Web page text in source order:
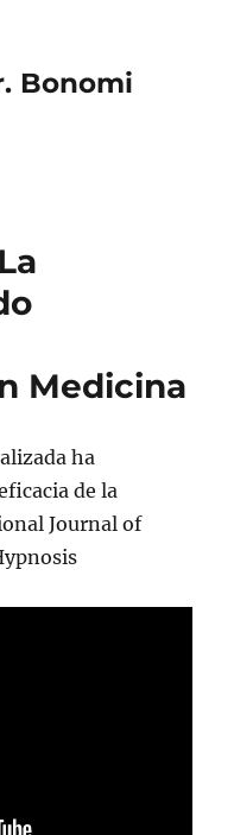
Bonomi
Medicina
ha
de la
Journal of